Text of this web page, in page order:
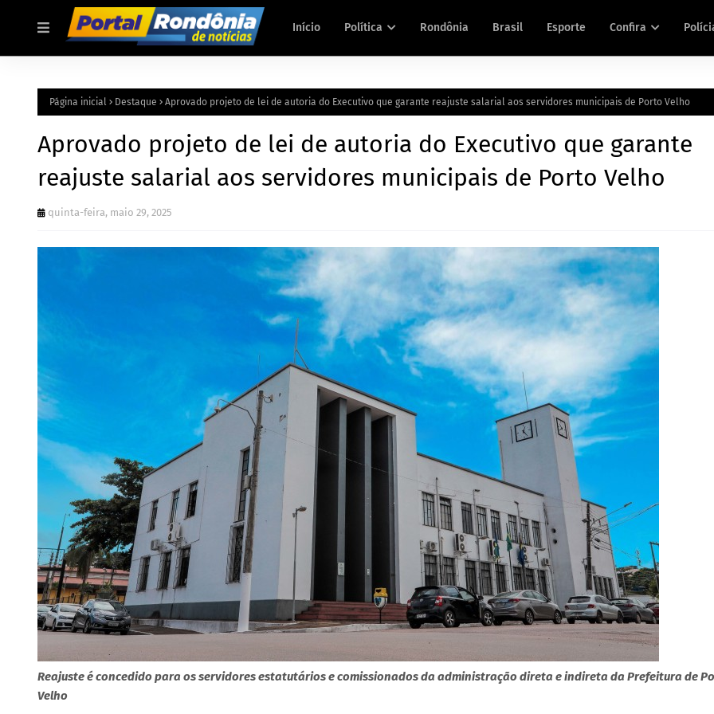
Início Política Rondônia Brasil Esporte Confira
Página inicial Destaque Aprovado projeto de lei de autoria do Executivo que garante reajuste salarial aos servidores municipais de Porto Velho
Aprovado projeto de lei de autoria do Executivo que garante
reajuste salarial aos servidores municipais de Porto Velho
quinta-feira, maio 29, 2025
Reajuste é concedido para os servidores estatutários e comissionados da administração direta e indireta da Prefeitura de
Velho